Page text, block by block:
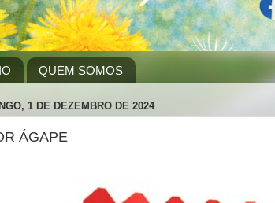
QUEM SOMOS
1 DE DEZEMBRO DE 2024
ÁGAPE